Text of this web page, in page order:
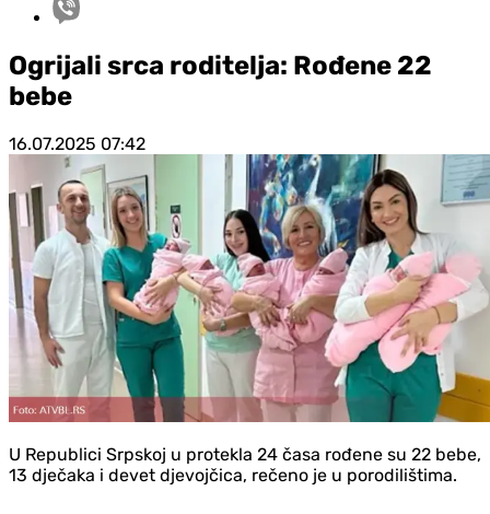
Ogrijali srca roditelja: Rođene 22
bebe
16.07.2025 07:42
U Republici Srpskoj u protekla 24 časa rođene su 22 bebe,
13 dječaka i devet djevojčica, rečeno je u porodilištima.